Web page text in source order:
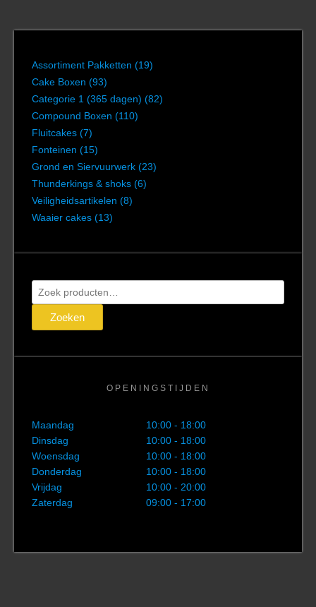
Assortiment Pakketten (19)
Cake Boxen (93)
Categorie 1 (365 dagen) (82)
Compound Boxen (110)
Fluitcakes (7)
Fonteinen (15)
Grond en Siervuurwerk (23)
Thunderkings & shoks (6)
Veiligheidsartikelen (8)
Waaier cakes (13)
Zoeken
naar:
Zoeken
OPENINGSTIJDEN
Maandag
10:00 - 18:00
Dinsdag
10:00 - 18:00
Woensdag
10:00 - 18:00
Donderdag
10:00 - 18:00
Vrijdag
10:00 - 20:00
Zaterdag
09:00 - 17:00